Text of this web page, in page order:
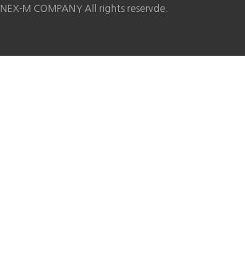
M COMPANY All rights reservde.